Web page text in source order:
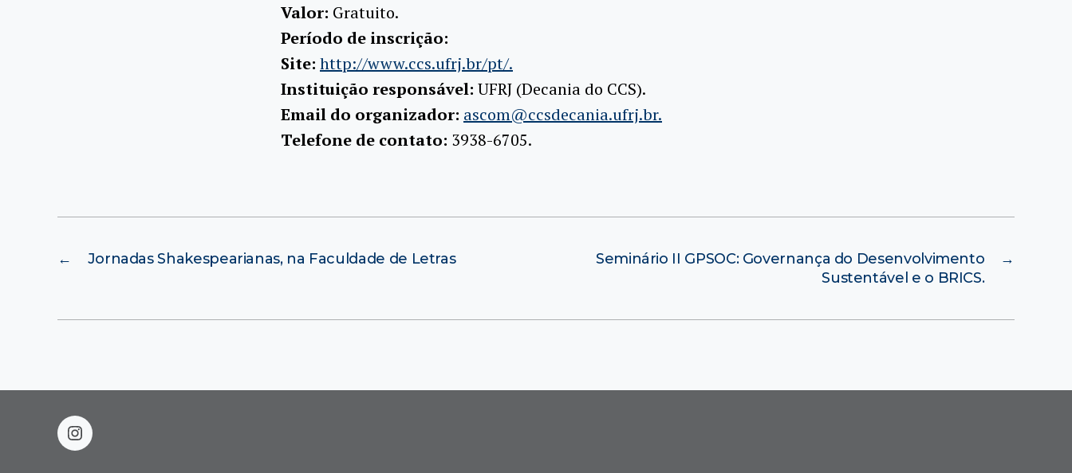
Valor: Gratuito.
Período de inscrição:
Site: http://www.ccs.ufrj.br/pt/.
Instituição responsável: UFRJ (Decania do CCS).
Email do organizador: ascom@ccsdecania.ufrj.br.
Telefone de contato: 3938-6705.
← Jornadas Shakespearianas, na Faculdade de Letras →
Seminário II GPSOC: Governança do Desenvolvimento
Sustentável e o BRICS.
instagram